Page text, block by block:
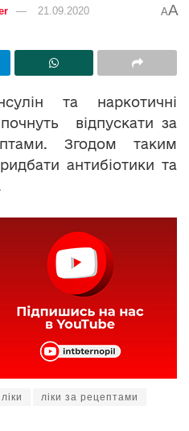
21.09.2020 AA
та наркотичні
відпускати за
Згодом таким
антибіотики та
ліки ліки за рецептами